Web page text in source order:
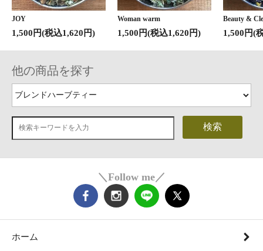
JOY
1,500円(税込1,620円)
Woman warm
1,500円(税込1,620円)
Beauty &
1,500円(
他の商品を探す
検索
＼Follow me／
ホーム